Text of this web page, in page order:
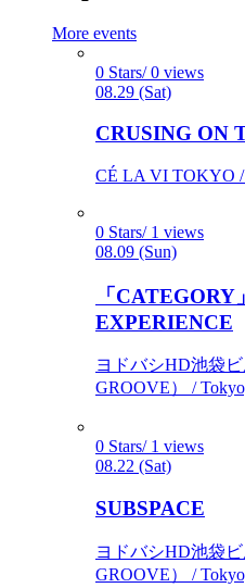
More events
0 Stars/ 0 views
08.29 (Sat)
CRUSING ON
CÉ LA VI TOKYO /
0 Stars/ 1 views
08.09 (Sun)
「
EXPERIENCE
ヨドバシHD池袋
GROOVE） /
0 Stars/ 1 views
08.22 (Sat)
SUBSPACE
ヨドバシHD池袋
GROOVE） /